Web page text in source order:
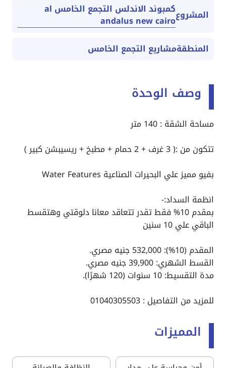
المشروع كمبوند الاندلس التجمع الخامس al
andalus new cairo
المنطقةمشاريع التجمع الخامس
وصف الوحدة
مساحة الشقة : 140 متر
تتكون من :( 3 غرف + 2 حمام + مطبخ + ريسيبشن كبير )
بفيو مميز علي البحيرات الصناعية Water Features
انظمة السداد:-
بمقدم 10% فقط تقدر تتعاقد معانا دلوقتي وهتقسط
الباقي علي 10 سنين
المقدم (10%): 532,000 جنيه مصري.
القسط الشهري: 39,900 جنيه مصري.
مدة التقسيط: 10 سنوات (120 شهرًا).
للمزيد من التفاصيل : 01040305503
المميزات